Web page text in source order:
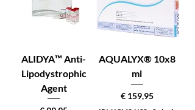
ALIDYA™ Anti-
Lipodystrophic
Agent
AQUALYX® 10x8
ml
Preço
€ 159,95